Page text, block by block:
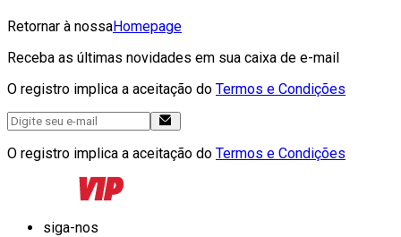
Retornar à nossaHomepage
Receba as últimas novidades em sua caixa de e-mail
O registro implica a aceitação do Termos e Condições
O registro implica a aceitação do Termos e Condições
siga-nos